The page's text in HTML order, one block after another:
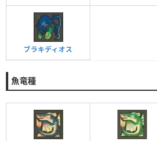
ブラキディオス
魚竜種